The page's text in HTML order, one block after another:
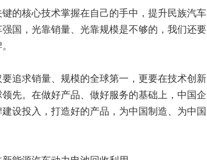
核心技术掌握在自己的手中，提升民族汽车
国，光靠销量、光靠规模是不够的，我们还要
求销量、规模的全球第一，更要在技术创新
先。在做好产品、做好服务的基础上，中国企
设投入，打造好的产品，为中国制造、为中国